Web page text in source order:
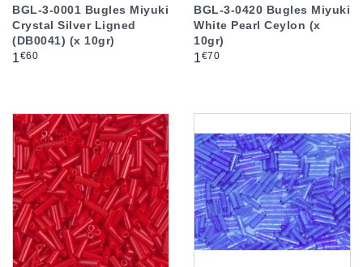
BGL-3-0001 Bugles Miyuki
Crystal Silver Ligned
(DB0041) (x 10gr)
Prix
1€60
BGL-3-0420 Bugles Miyuki
White Pearl Ceylon (x
10gr)
Prix
1€70